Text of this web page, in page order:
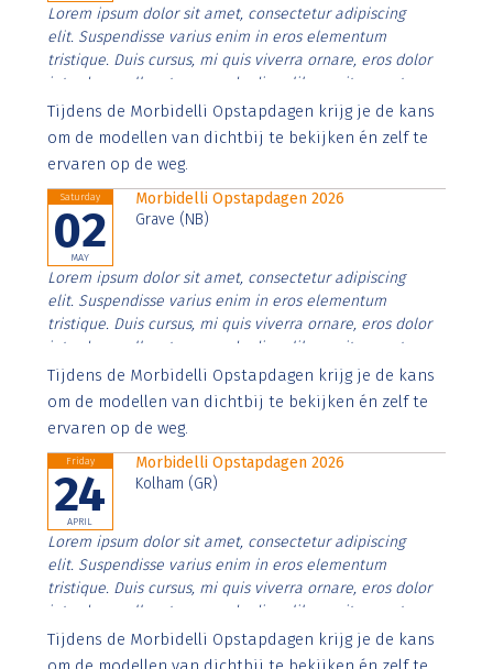
Lorem ipsum dolor sit amet, consectetur adipiscing
elit. Suspendisse varius enim in eros elementum
tristique. Duis cursus, mi quis viverra ornare, eros dolor
interdum nulla, ut commodo diam libero vitae erat.
Aenean faucibus nibh et justo cursus id rutrum lorem
imperdiet. Nunc ut sem vitae risus tristique posuere.
Tijdens de Morbidelli Opstapdagen krijg je de kans
om de modellen van dichtbij te bekijken én zelf te
ervaren op de weg.
Saturday
02
MAY
Morbidelli Opstapdagen 2026
Grave (NB)
Lorem ipsum dolor sit amet, consectetur adipiscing
elit. Suspendisse varius enim in eros elementum
tristique. Duis cursus, mi quis viverra ornare, eros dolor
interdum nulla, ut commodo diam libero vitae erat.
Aenean faucibus nibh et justo cursus id rutrum lorem
imperdiet. Nunc ut sem vitae risus tristique posuere.
Tijdens de Morbidelli Opstapdagen krijg je de kans
om de modellen van dichtbij te bekijken én zelf te
ervaren op de weg.
Friday
24
APRIL
Morbidelli Opstapdagen 2026
Kolham (GR)
Lorem ipsum dolor sit amet, consectetur adipiscing
elit. Suspendisse varius enim in eros elementum
tristique. Duis cursus, mi quis viverra ornare, eros dolor
interdum nulla, ut commodo diam libero vitae erat.
Aenean faucibus nibh et justo cursus id rutrum lorem
imperdiet. Nunc ut sem vitae risus tristique posuere.
Tijdens de Morbidelli Opstapdagen krijg je de kans